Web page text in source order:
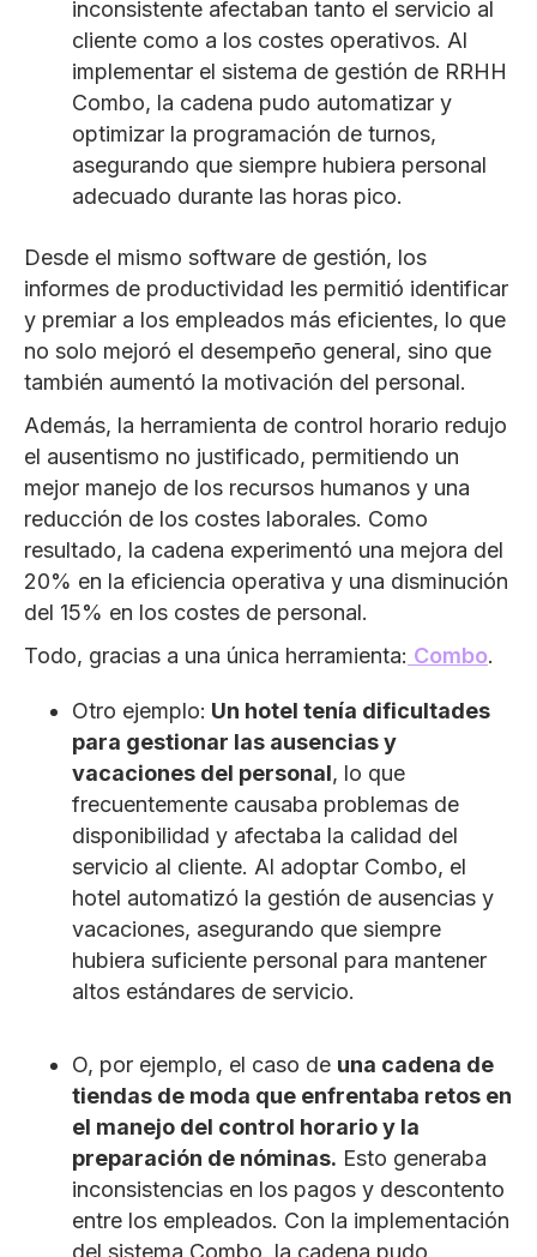
inconsistente afectaban tanto el servicio al
cliente como a los costes operativos. Al
implementar el sistema de gestión de RRHH
Combo, la cadena pudo automatizar y
optimizar la programación de turnos,
asegurando que siempre hubiera personal
adecuado durante las horas pico.
Desde el mismo software de gestión, los
informes de productividad les permitió identificar
y premiar a los empleados más eficientes, lo que
no solo mejoró el desempeño general, sino que
también aumentó la motivación del personal.
Además, la herramienta de control horario redujo
el ausentismo no justificado, permitiendo un
mejor manejo de los recursos humanos y una
reducción de los costes laborales. Como
resultado, la cadena experimentó una mejora del
20% en la eficiencia operativa y una disminución
del 15% en los costes de personal.
Todo, gracias a una única herramienta: Combo.
Otro ejemplo: Un hotel tenía dificultades
para gestionar las ausencias y
vacaciones del personal, lo que
frecuentemente causaba problemas de
disponibilidad y afectaba la calidad del
servicio al cliente. Al adoptar Combo, el
hotel automatizó la gestión de ausencias y
vacaciones, asegurando que siempre
hubiera suficiente personal para mantener
altos estándares de servicio.
O, por ejemplo, el caso de una cadena de
tiendas de moda que enfrentaba retos en
el manejo del control horario y la
preparación de nóminas. Esto generaba
inconsistencias en los pagos y descontento
entre los empleados. Con la implementación
del sistema Combo, la cadena pudo